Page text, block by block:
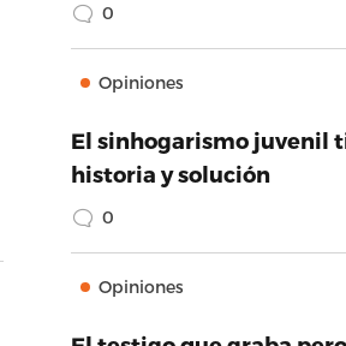
0
Opiniones
El sinhogarismo juvenil
historia y solución
0
Opiniones